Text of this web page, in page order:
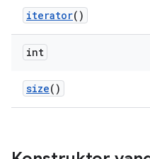
iterator()
int
size()